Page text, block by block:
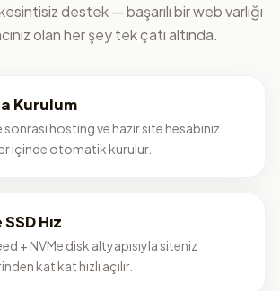
destek — başarılı bir web varlığı
olan her şey tek çatı altında.
Kurulum
hosting ve hazır site hesabınız
içinde otomatik kurulur.
Hız
+ NVMe disk altyapısıyla siteniz
kat kat hızlı açılır.